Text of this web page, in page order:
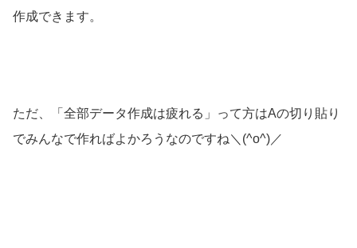
作成できます。
ただ、「全部データ作成は疲れる」って方はAの切り貼り
でみんなで作ればよかろうなのですね＼(^o^)／